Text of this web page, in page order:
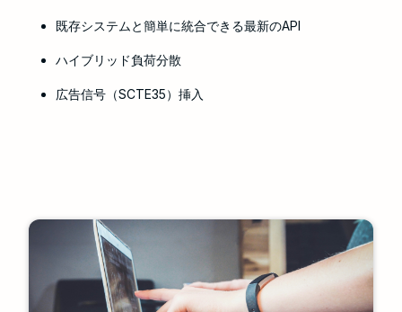
既存システムと簡単に統合できる最新のAPI
ハイブリッド負荷分散
広告信号（SCTE35）挿入